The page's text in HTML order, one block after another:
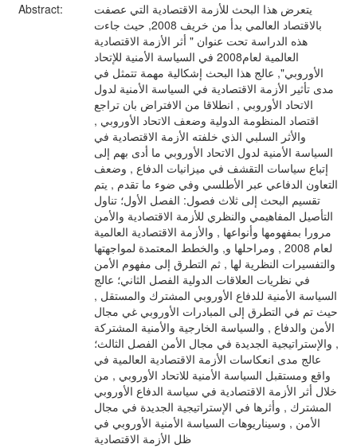
Abstract:
يتعرض هذا البحث للأزمة الاقتصادية التي عصفت
بالاقتصاد العالمي بدأ من خريف 2008, حيث جاءت
هذه الدراسة تحت عنوان " أثر الأزمة الاقتصادية
العالمية لعام2008 في السياسة الأمنية للإتحاد
الأوروبي", عالج هذا البحث إشكالية مهمة تتمثل في
مدى تأثير الأزمة الاقتصادية في السياسة الأمنية لدول
الاتحاد الأوروبي , انطلاقا من الافتراض بان تراجع
اقتصاد المنظومة الدولية وضعف الاتحاد الأوروبي ,
والأثر السلبي الذي خلفته الأزمة الاقتصادية في
السياسة الأمنية لدول الاتحاد الأوروبي ما أدى بهم إلى
إتباع سياسات التقشف في ميزانيات الدفاع , وضعف
التعاون الدفاعي عبر الأطلسي وفي ضوء ما تقدم , يتم
تقسيم البحث إلى ثلاث فصول: الفصل الأول؛ تناول
التأصيل المفاهيمي والنظري للأزمة الاقتصادية والأمن
مرورا بمفهومها وأنواعها , والأزمة الاقتصادية العالمية
لعام 2008 , ومراحلها و, والخطط المعتمدة لمواجهتها
والتفسيرات النظرية لها , ثم التطرق إلى مفهوم الأمن
في نظريات العلاقات الدولية الفصل الثاني؛ عالج
السياسة الأمنية للدفاع الأوروبي المشترك والمستقل ,
حيث تم في التطرق إلى المبادرات الأوروبي غي مجال
الأمن والدفاع , والسياسة الخارجية والأمنية المشتركة
, والإستراتيجية الجديدة في مجال الأمن الفصل الثالث؛
عالج مدى انعكاسات الأزمة الاقتصادية العالمية في
واقع ومستقبل السياسة الأمنية للاتحاد الأوروبي , من
خلال أثر الأزمة الاقتصادية في سياسة الدفاع الأوروبي
المشترك , وأثرها في الإستراتيجية الجديدة في مجال
الأمن , وسيناريوهات السياسة الأمنية الأوروبي في
ظل الأزمة الاقتصادية